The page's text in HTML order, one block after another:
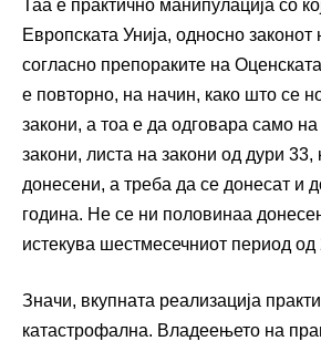
Таа е практично манипулација со
Европската Унија, односно законот
согласно препораките на
е повторно, на начин, како што се
закони, а тоа е да одговара само
закони, листа на закони од дури
донесени, а треба да се донесат и
година. Не се ни половинаа
истекува шестмесечниот период од
Значи, вкупната реализација
катастрофална. Владеењето на